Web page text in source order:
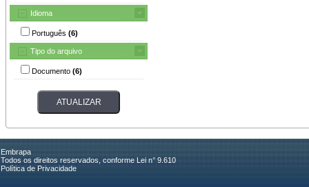
Idioma
Português (6)
Tipo do arquivo
Documento (6)
Embrapa
Todos os direitos reservados, conforme Lei n° 9.610
Política de Privacidade